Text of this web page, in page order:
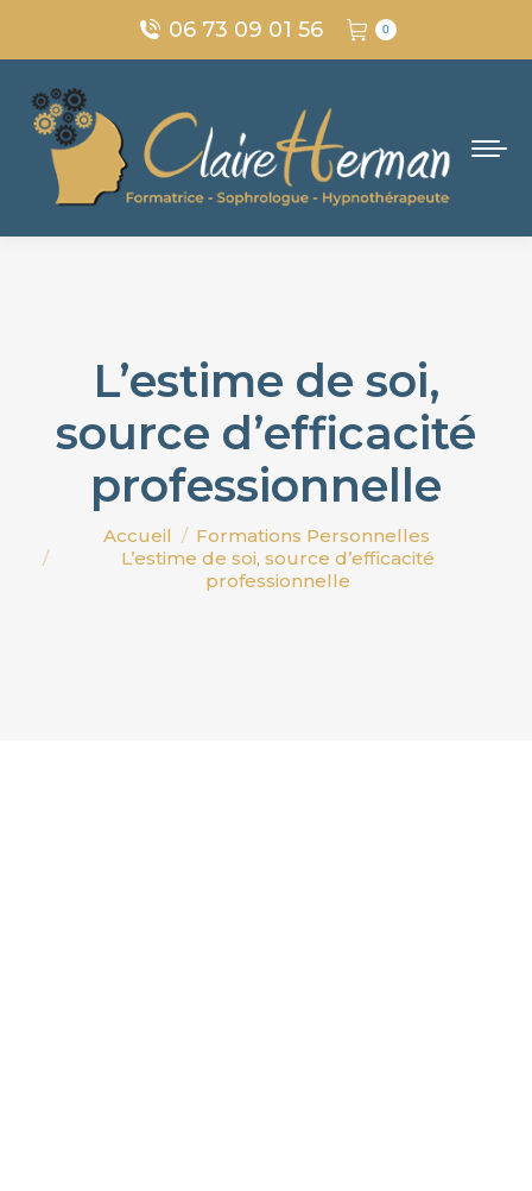
06 73 09 01 56 0
L’estime de soi,
source d’efficacité
professionnelle
Vous êtes ici :
Accueil
Formations Personnelles
L’estime de soi, source d’efficacité
professionnelle